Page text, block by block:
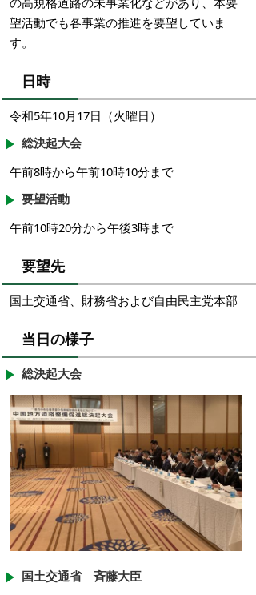
望活動でも各事業の推進を要望していま
す。
日時
令和5年10月17日（火曜日）
総決起大会
午前8時から午前10時10分まで
要望活動
午前10時20分から午後3時まで
要望先
国土交通省、財務省および自由民主党本部
当日の様子
総決起大会
国土交通省 斉藤大臣